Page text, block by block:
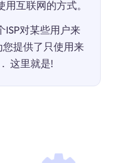
互联网的方式。
ISP对某些用户来
您提供了只使用来
这里就是!